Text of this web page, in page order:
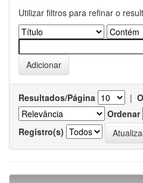
Utilizar filtros para refinar o
Resultados/Página |
Ordenar
Registro(s)